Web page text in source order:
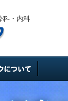
科・内科